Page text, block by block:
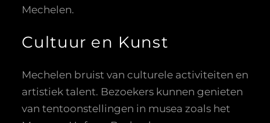
Mechelen.
Cultuur en Kunst
Mechelen bruist van culturele activiteiten en
artistiek talent. Bezoekers kunnen genieten
van tentoonstellingen in musea zoals het